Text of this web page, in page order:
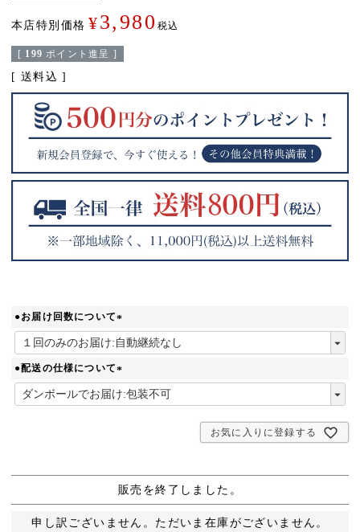
本店特別価格 ¥3,980 税込
[ 199 ポイント進呈 ]
送料込
●お届け回数について
(
必
須
)
●配送の仕様について
(
必
お気に入りに登録する
販売を終了しました。
申し訳ございません。ただいま在庫がございません。